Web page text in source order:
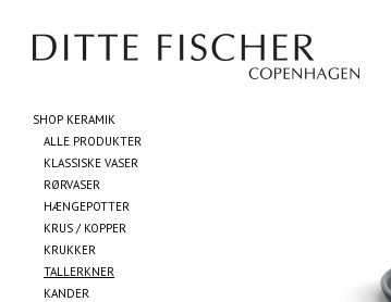
SHOP KERAMIK
ALLE PRODUKTER
KLASSISKE VASER
RØRVASER
HÆNGEPOTTER
KRUS / KOPPER
KRUKKER
TALLERKNER
KANDER